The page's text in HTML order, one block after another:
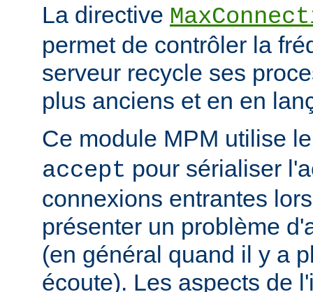
La directive
permet de contrôler la
serveur recycle ses
plus anciens et en en
Ce module MPM utilise
accept pour sérialiser
connexions entrantes
présenter un problème
(en général quand il y a
écoute). Les aspects de